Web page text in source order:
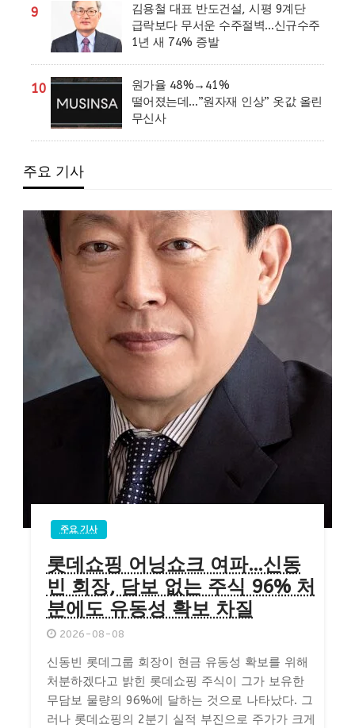
9
김용철 대표 반도건설, 시평 9계단
급락보다 무서운 수주절벽…신규수주
1년 새 74% 증발
10
원가율 48%→41%
떨어졌는데…”원자재 인상” 옷값 올린
무신사
주요 기사
주요 기사
롯데쇼핑 어닝쇼크 여파…신동
빈 회장, 담보 없는 주식 96% 처
분에도 유동성 확보 차질
2026-08-08
신동빈 롯데그룹 회장이 현금 유동성 확보를 위해
처분하겠다고 밝힌 롯데쇼핑 주식이 그가 보유한
무담보 물량의 96%에 달하는 것으로 나타났다. 그
러나 롯데쇼핑의 2분기 실적 부진으로 주가가 크게